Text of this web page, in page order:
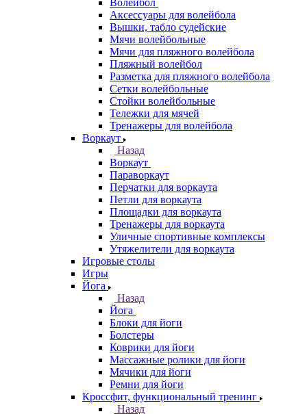
Волейбол
Аксессуары для волейбола
Вышки, табло судейские
Мячи волейбольные
Мячи для пляжного волейбола
Пляжный волейбол
Разметка для пляжного волейбола
Сетки волейбольные
Стойки волейбольные
Тележки для мячей
Тренажеры для волейбола
Воркаут
Назад
Воркаут
Параворкаут
Перчатки для воркаута
Петли для воркаута
Площадки для воркаута
Тренажеры для воркаута
Уличные спортивные комплексы
Утяжелители для воркаута
Игровые столы
Игры
Йога
Назад
Йога
Блоки для йоги
Болстеры
Коврики для йоги
Массажные ролики для йоги
Мячики для йоги
Ремни для йоги
Кроссфит, функциональный тренинг
Назад